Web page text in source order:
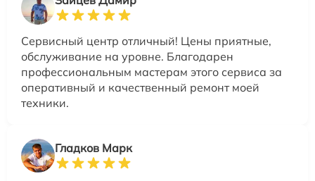
Сервисный центр отличный! Цены приятные,
обслуживание на уровне. Благодарен
профессиональным мастерам этого сервиса за
оперативный и качественный ремонт моей
техники.
Гладков Марк